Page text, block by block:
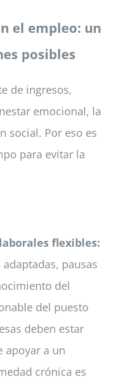
el empleo: un
posibles
de ingresos,
emocional, la
social. Por eso es
para evitar la
flexibles:
pausas
del
del puesto
deben estar
apoyar a un
crónica es